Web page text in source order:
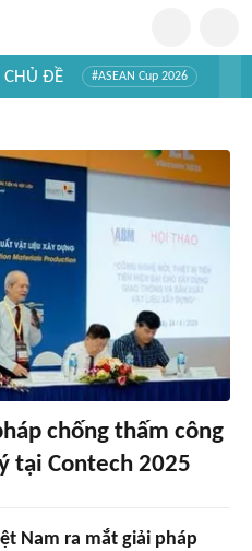
CHỦ ĐỀ #ASEAN Cup 2026
chống thấm công
tại Contech 2025
Nam ra mắt giải pháp